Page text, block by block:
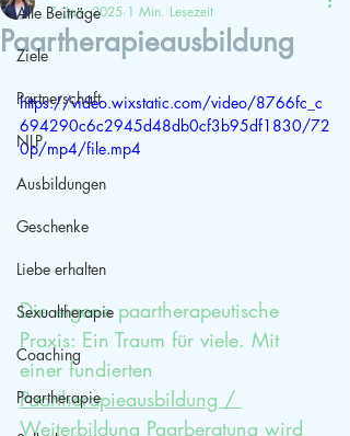
Alle Beiträge
Ziele
Partnerschaft
NLP
Ausbildungen
Geschenke
Liebe erhalten
Sexualtherapie
Coaching
Paartherapie
Paartherapieausbildung
7. Jan. 2025 1 Min. Lesezeit
https://video.wixstatic.com/video/8766fc_c
694290c6c2945d48db0cf3b95df1830/72
0p/mp4/file.mp4
Die eigene paartherapeutische
Praxis: Ein Traum für viele. Mit
einer fundierten
Paartherapieausbildung /
Weiterbildung Paarberatung wird